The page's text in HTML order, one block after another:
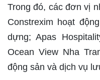
Trong đó, các đơn vị
Constrexim hoạt
dựng; Apas
Ocean View Nha
động sản và dịch vụ